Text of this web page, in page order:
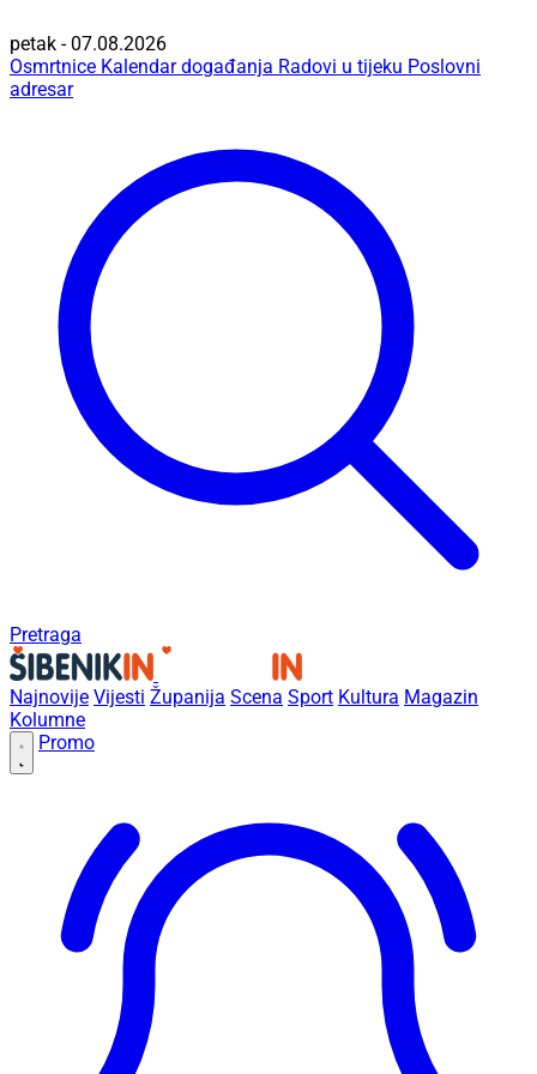
petak - 07.08.2026
Osmrtnice Kalendar događanja Radovi u tijeku Poslovni
adresar
Pretraga
Najnovije Vijesti Županija Scena Sport Kultura Magazin
Kolumne
Promo